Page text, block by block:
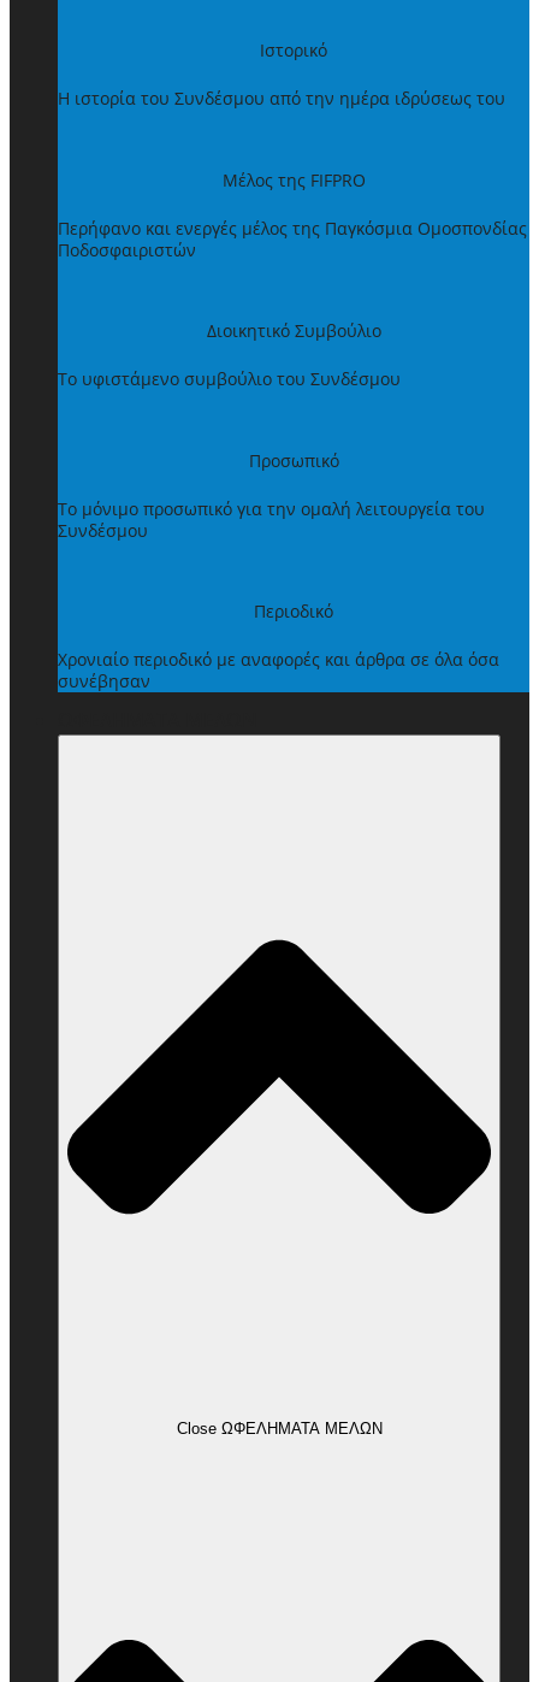
Ιστορικό
Η ιστορία του Συνδέσμου από την ημέρα ιδρύσεως του
Μέλος της FIFPRO
Περήφανο και ενεργές μέλος της Παγκόσμια Ομοσπονδίας
Ποδοσφαιριστών
Διοικητικό Συμβούλιο
Το υφιστάμενο συμβούλιο του Συνδέσμου
Προσωπικό
Το μόνιμο προσωπικό για την ομαλή λειτουργεία του
Συνδέσμου
Περιοδικό
Χρονιαίο περιοδικό με αναφορές και άρθρα σε όλα όσα
συνέβησαν
Close ΩΦΕΛΗΜΑΤΑ ΜΕΛΩΝ